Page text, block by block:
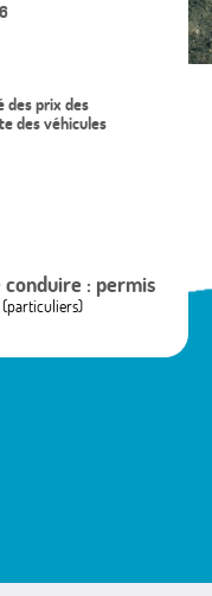
des prix des
des véhicules
: permis
(particuliers)